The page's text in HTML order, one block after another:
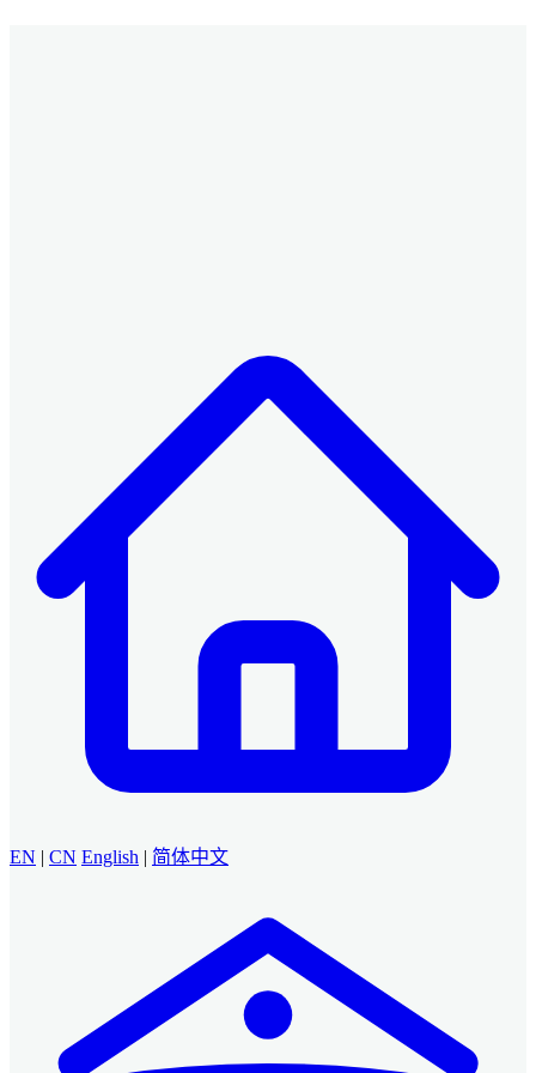
EN | CN English | 简体中文